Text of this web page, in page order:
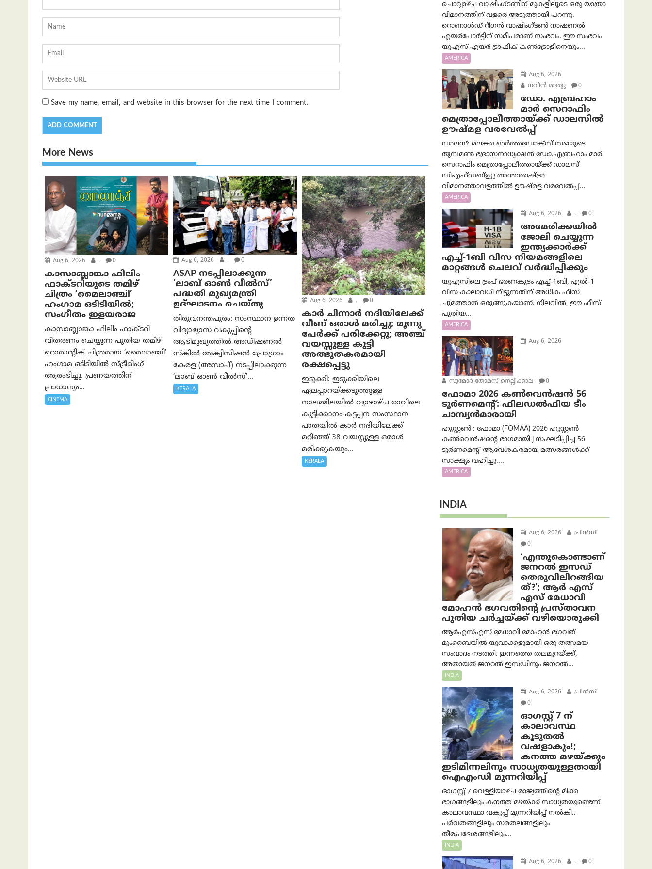
Save my name, email, and website in this browser for the next time I comment.
More News
Aug 6, 2026 . 0
കാസാബ്ലാങ്കാ ഫിലിം
ഫാക്ടറിയുടെ തമിഴ്
ചിത്രം ‘മൈലാഞ്ചി’
ഹംഗാമ ഒടിടിയിൽ;
സംഗീതം ഇളയരാജ
കാസാബ്ലാങ്കാ ഫിലിം ഫാക്ടറി
വിതരണം ചെയ്യുന്ന പുതിയ തമിഴ്
റൊമാന്റിക് ചിത്രമായ ‘മൈലാഞ്ചി’
ഹംഗാമ ഒടിടിയിൽ സ്ട്രീമിംഗ്
ആരംഭിച്ചു. പ്രണയത്തിന്
പ്രാധാന്യം...
CINEMA
Aug 6, 2026 . 0
ASAP നടപ്പിലാക്കുന്ന
‘ലാബ് ഓൺ വീൽസ്’
പദ്ധതി മുഖ്യമന്ത്രി
ഉദ്ഘാടനം ചെയ്തു
തിരുവനന്തപുരം: സംസ്ഥാന ഉന്നത
വിദ്യാഭ്യാസ വകുപ്പിന്റെ
ആഭിമുഖ്യത്തിൽ അഡീഷണൽ
സ്കിൽ അക്വിസിഷൻ പ്രോഗ്രാം
കേരള (അസാപ്) നടപ്പിലാക്കുന്ന
‘ലാബ് ഓൺ വീൽസ്’...
KERALA
Aug 6, 2026 . 0
കാര്‍ ചിന്നാര്‍ നദിയിലേക്ക്
വീണ് ഒരാള്‍ മരിച്ചു; മൂന്നു
പേര്‍ക്ക് പരിക്കേറ്റു; അഞ്ച്
വയസ്സുള്ള കുട്ടി
അത്ഭുതകരമായി
രക്ഷപ്പെട്ടു
ഇടുക്കി: ഇടുക്കിയിലെ
ഏലപ്പാറയ്ക്കടുത്തുള്ള
നാലമ്മിലയിൽ വ്യാഴാഴ്ച രാവിലെ
കുട്ടിക്കാനം-കട്ടപ്പന സംസ്ഥാന
പാതയിൽ കാർ നദിയിലേക്ക്
മറിഞ്ഞ് 38 വയസ്സുള്ള ഒരാൾ
മരിക്കുകയും...
KERALA
ചൊവ്വാഴ്ച വാഷിംഗ്ടണിന് മുകളിലൂടെ ഒരു യാത്രാ
വിമാനത്തിന് വളരെ അടുത്തായി പറന്നു.
റൊണാൾഡ് റീഗൻ വാഷിംഗ്ടൺ നാഷണൽ
എയർപോർട്ടിന് സമീപമാണ് സംഭവം. ഈ സംഭവം
യുഎസ് എയർ ട്രാഫിക് കൺട്രോളിനെയും...
AMERICA
Aug 6, 2026
നവീൻ മാത്യു
0
ഡോ. എബ്രഹാം
മാർ സെറാഫിം
മെത്രാപ്പോലീത്തായ്ക്ക് ഡാലസിൽ
ഊഷ്മള വരവേൽപ്പ്
ഡാലസ്: മലങ്കര ഓർത്തഡോക്സ് സഭയുടെ
തുമ്പമൺ ഭദ്രാസനാധ്യക്ഷൻ ഡോ.എബ്രഹാം മാർ
സെറാഫിം മെത്രാപ്പോലീത്തായ്ക്ക് ഡാലസ്
ഡിഎഫ്ഡബ്ള്യു അന്താരാഷ്ട്രാ
വിമാനത്താവളത്തിൽ ഊഷ്മള വരവേൽപ്പ്...
AMERICA
Aug 6, 2026 . 0
അമേരിക്കയില്‍
ജോലി ചെയ്യുന്ന
ഇന്ത്യക്കാർക്ക്
എച്ച്-1ബി വിസ നിയമങ്ങളിലെ
മാറ്റങ്ങൾ ചെലവ് വർദ്ധിപ്പിക്കും
യുഎസിലെ ട്രംപ് ഭരണകൂടം എച്ച്-1ബി, എൽ-1
വിസ കാലാവധി നീട്ടുന്നതിന് അധിക ഫീസ്
ചുമത്താൻ ഒരുങ്ങുകയാണ്. നിലവിൽ, ഈ ഫീസ്
പുതിയ...
AMERICA
Aug 6, 2026
സുമോദ് തോമസ് നെല്ലിക്കാല 0
ഫോമാ 2026 കൺവെൻഷൻ 56
ടൂർണമെന്റ്: ഫിലഡൽഫിയ ടീം
ചാമ്പ്യൻമാരായി
ഹൂസ്റ്റൺ : ഫോമാ (FOMAA) 2026 ഹൂസ്റ്റൺ
കൺവെൻഷന്റെ ഭാഗമായി j സംഘടിപ്പിച്ച 56
ടൂർണമെന്റ് ആവേശകരമായ മത്സരങ്ങൾക്ക്
സാക്ഷ്യം വഹിച്ചു....
AMERICA
INDIA
Aug 6, 2026
പ്രിന്‍സി
0
‘എന്തുകൊണ്ടാണ്
ജനറൽ ഇസഡ്
തെരുവിലിറങ്ങിയ
ത്?’; ആര്‍ എസ്
എസ് മേധാവി
മോഹൻ ഭഗവതിന്റെ പ്രസ്താവന
പുതിയ ചര്‍ച്ചയ്ക്ക് വഴിയൊരുക്കി
ആർ‌എസ്‌എസ് മേധാവി മോഹൻ ഭഗവത്
മുംബൈയിൽ യുവാക്കളുമായി ഒരു തത്സമയ
സംവാദം നടത്തി. ഇന്നത്തെ തലമുറയ്ക്ക്,
അതായത് ജനറൽ ഇസഡിനും ജനറൽ...
INDIA
Aug 6, 2026
പ്രിന്‍സി
0
ഓഗസ്റ്റ് 7 ന്
കാലാവസ്ഥ
കൂടുതൽ
വഷളാകും!;
കനത്ത മഴയ്ക്കും
ഇടിമിന്നലിനും സാധ്യതയുള്ളതായി
ഐഎംഡി മുന്നറിയിപ്പ്
ഓഗസ്റ്റ് 7 വെള്ളിയാഴ്ച രാജ്യത്തിന്റെ മിക്ക
ഭാഗങ്ങളിലും കനത്ത മഴയ്ക്ക് സാധ്യതയുണ്ടെന്ന്
കാലാവസ്ഥാ വകുപ്പ് മുന്നറിയിപ്പ് നൽകി..
പർവതങ്ങളിലും സമതലങ്ങളിലും
തീരപ്രദേശങ്ങളിലും...
INDIA
Aug 6, 2026 . 0